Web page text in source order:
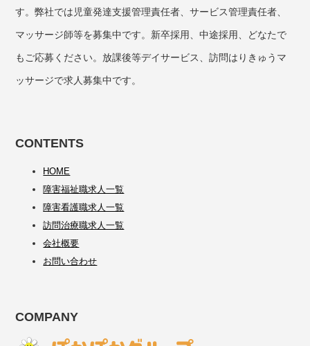
す。弊社では児童発達支援管理責任者、サービス管理責任者、
マッサージ師等を募集中です。新卒採用、中途採用、どなたで
もご応募ください。放課後等デイサービス、訪問はりきゅうマ
ッサージで求人募集中です。
CONTENTS
HOME
障害福祉職求人一覧
障害看護職求人一覧
訪問治療職求人一覧
会社概要
お問い合わせ
COMPANY